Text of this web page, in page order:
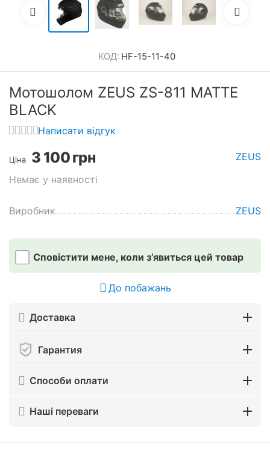
КОД: HF-15-11-40
Мотошолом ZEUS ZS-811 MATTE
BLACK
Написати відгук
Ціна 3 100грн
Немає у наявності
ZEUS
Виробник ZEUS
Сповістити мене, коли з’явиться цей товар
До побажань
Доставка
Гарантия
Способи оплати
Наші переваги